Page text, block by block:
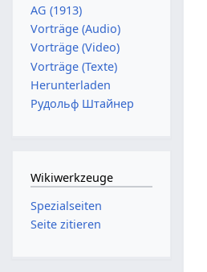
AG (1913)
Vorträge (Audio)
Vorträge (Video)
Vorträge (Texte)
Herunterladen
Рудольф Штайнер
Wikiwerkzeuge
Spezialseiten
Seite zitieren